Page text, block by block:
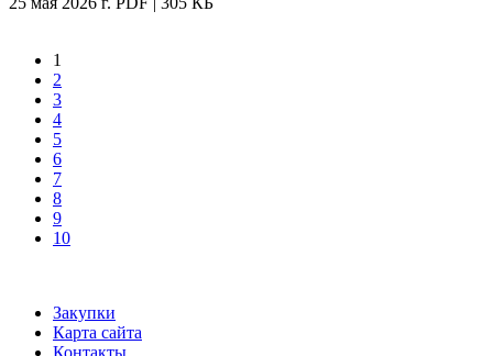
1
2
3
4
5
6
7
8
9
10
Закупки
Карта сайта